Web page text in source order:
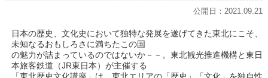
公開日：2021.09.21
日本の歴史、文化史において独特な発展を遂げてきた東北にこそ、
未知なるおもしろさに満ちたこの国
の魅力が詰まっているのではないか－－。東北観光推進機構と東日
本旅客鉄道（JR東日本）が主催する
「東北歴史文化講座」は、東北エリアの「歴史」「文化」を独自性